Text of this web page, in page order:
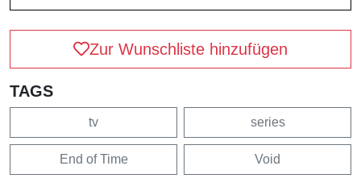
Zur Wunschliste hinzufügen
TAGS
tv series
End of Time Void